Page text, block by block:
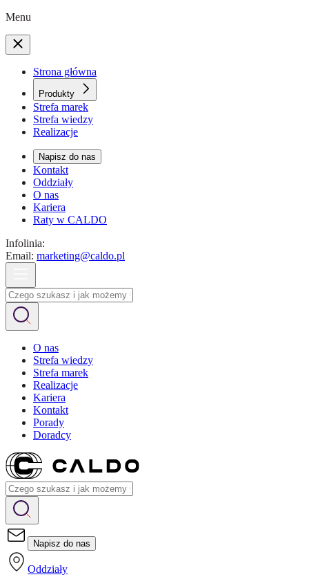
Menu
Strona główna
Produkty
Strefa marek
Strefa wiedzy
Realizacje
Napisz do nas
Kontakt
Oddziały
O nas
Kariera
Raty w CALDO
Infolinia:
Email: marketing@caldo.pl
O nas
Strefa wiedzy
Strefa marek
Realizacje
Kariera
Kontakt
Porady
Doradcy
Napisz do nas
Oddziały